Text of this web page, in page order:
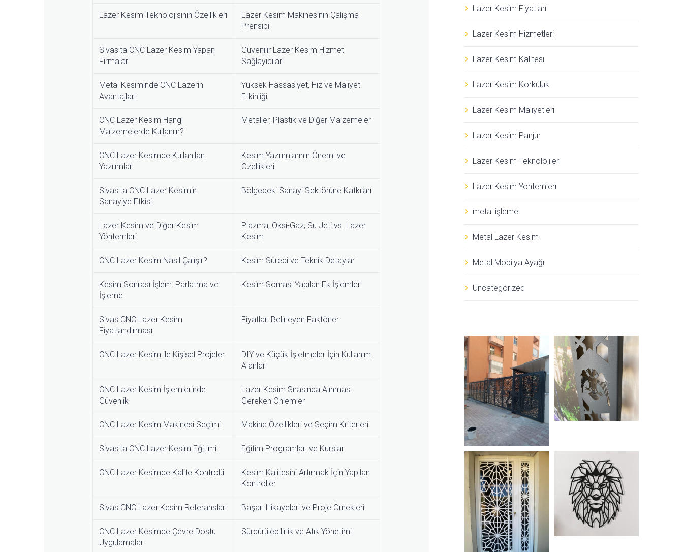
Lazer Kesim Teknolojisinin Özellikleri
Lazer Kesim Makinesinin Çalışma
Prensibi
Sivas'ta CNC Lazer Kesim Yapan
Firmalar
Güvenilir Lazer Kesim Hizmet
Sağlayıcıları
Metal Kesiminde CNC Lazerin
Avantajları
Yüksek Hassasiyet, Hız ve Maliyet
Etkinliği
CNC Lazer Kesim Hangi
Malzemelerde Kullanılır?
Metaller, Plastik ve Diğer Malzemeler
CNC Lazer Kesimde Kullanılan
Yazılımlar
Kesim Yazılımlarının Önemi ve
Özellikleri
Sivas'ta CNC Lazer Kesimin
Sanayiye Etkisi
Bölgedeki Sanayi Sektörüne Katkıları
Lazer Kesim ve Diğer Kesim
Yöntemleri
Plazma, Oksi-Gaz, Su Jeti vs. Lazer
Kesim
CNC Lazer Kesim Nasıl Çalışır? Kesim Süreci ve Teknik Detaylar
Kesim Sonrası İşlem: Parlatma ve
İşleme
Kesim Sonrası Yapılan Ek İşlemler
Sivas CNC Lazer Kesim
Fiyatlandırması
Fiyatları Belirleyen Faktörler
CNC Lazer Kesim ile Kişisel Projeler
DIY ve Küçük İşletmeler İçin Kullanım
Alanları
CNC Lazer Kesim İşlemlerinde
Güvenlik
Lazer Kesim Sırasında Alınması
Gereken Önlemler
CNC Lazer Kesim Makinesi Seçimi Makine Özellikleri ve Seçim Kriterleri
Sivas'ta CNC Lazer Kesim Eğitimi Eğitim Programları ve Kurslar
CNC Lazer Kesimde Kalite Kontrolü
Kesim Kalitesini Artırmak İçin Yapılan
Kontroller
Sivas CNC Lazer Kesim Referansları Başarı Hikayeleri ve Proje Örnekleri
CNC Lazer Kesimde Çevre Dostu
Uygulamalar
Sürdürülebilirlik ve Atık Yönetimi
Lazer Kesim Fiyatları
Lazer Kesim Hizmetleri
Lazer Kesim Kalitesi
Lazer Kesim Korkuluk
Lazer Kesim Maliyetleri
Lazer Kesim Panjur
Lazer Kesim Teknolojileri
Lazer Kesim Yöntemleri
metal işleme
Metal Lazer Kesim
Metal Mobilya Ayağı
Uncategorized